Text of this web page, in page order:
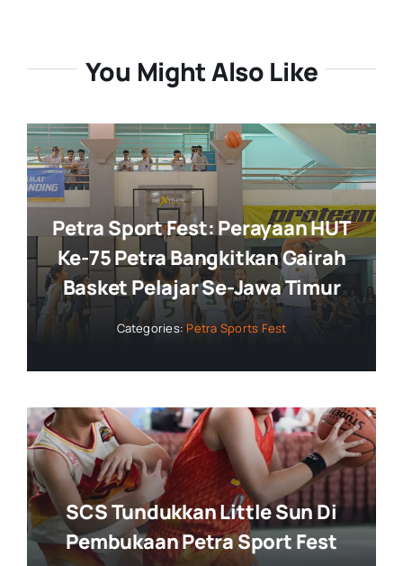
You Might Also Like
Petra Sport Fest: Perayaan HUT
Ke-75 Petra Bangkitkan Gairah
Basket Pelajar Se-Jawa Timur
Categories: Petra Sports Fest
SCS Tundukkan Little Sun Di
Pembukaan Petra Sport Fest